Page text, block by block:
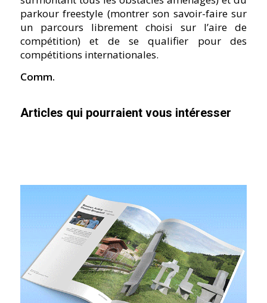
parkour freestyle (montrer son savoir-faire sur
un parcours librement choisi sur l’aire de
compétition) et de se qualifier pour des
compétitions internationales.
Comm.
Articles qui pourraient vous intéresser